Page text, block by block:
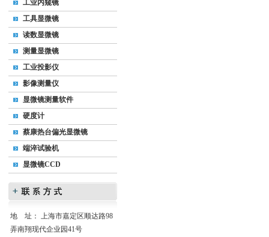
工业内窥镜
工具显微镜
读数显微镜
测量显微镜
工业投影仪
影像测量仪
显微镜测量软件
硬度计
蔡康热台偏光显微镜
端淬试验机
显微镜CCD
地 址： 上海市嘉定区顺达路98
弄南翔现代企业园41号